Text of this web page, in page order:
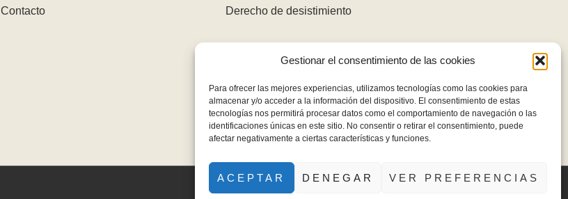
Gestionar el consentimiento de las cookies
Para ofrecer las mejores experiencias, utilizamos tecnologías como las cookies para
almacenar y/o acceder a la información del dispositivo. El consentimiento de estas
tecnologías nos permitirá procesar datos como el comportamiento de navegación o las
identificaciones únicas en este sitio. No consentir o retirar el consentimiento, puede
afectar negativamente a ciertas características y funciones.
ACEPTAR DENEGAR VER PREFERENCIAS
Contacto
Derecho de desistimiento